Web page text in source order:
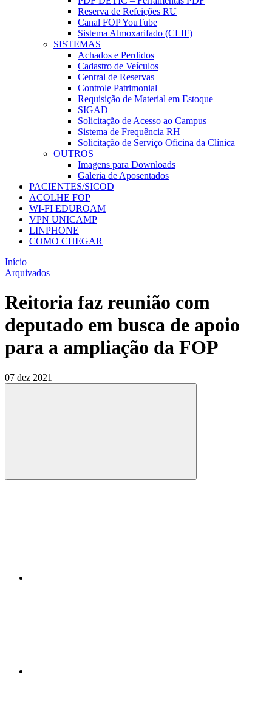
Reserva de Refeições RU
Canal FOP YouTube
Sistema Almoxarifado (CLIF)
SISTEMAS
Achados e Perdidos
Cadastro de Veículos
Central de Reservas
Controle Patrimonial
Requisição de Material em Estoque
SIGAD
Solicitação de Acesso ao Campus
Sistema de Frequência RH
Solicitação de Serviço Oficina da Clínica
OUTROS
Imagens para Downloads
Galeria de Aposentados
PACIENTES/SICOD
ACOLHE FOP
WI-FI EDUROAM
VPN UNICAMP
LINPHONE
COMO CHEGAR
Início
Arquivados
Reitoria faz reunião com
deputado em busca de apoio
para a ampliação da FOP
07 dez 2021
Compartilhar